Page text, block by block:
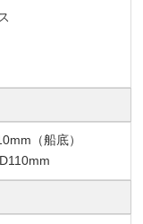
（船底）